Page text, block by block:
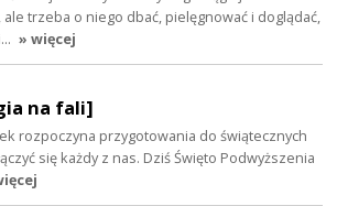
trzeba o niego dbać, pielęgnować i doglądać,
» więcej
na fali]
rozpoczyna przygotowania do świątecznych
się każdy z nas. Dziś Święto Podwyższenia